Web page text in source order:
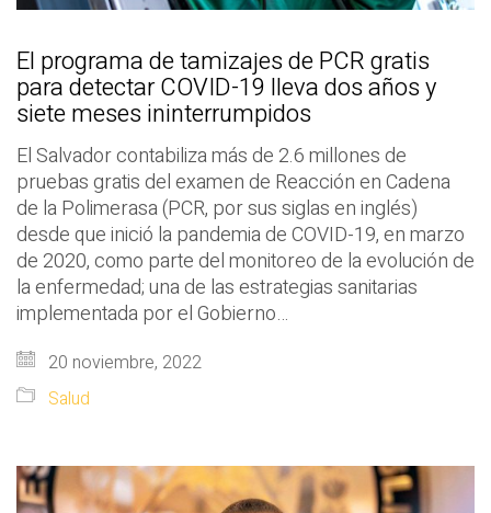
El programa de tamizajes de PCR gratis
para detectar COVID-19 lleva dos años y
siete meses ininterrumpidos
El Salvador contabiliza más de 2.6 millones de
pruebas gratis del examen de Reacción en Cadena
de la Polimerasa (PCR, por sus siglas en inglés)
desde que inició la pandemia de COVID-19, en marzo
de 2020, como parte del monitoreo de la evolución de
la enfermedad; una de las estrategias sanitarias
implementada por el Gobierno…
20 noviembre, 2022
Salud